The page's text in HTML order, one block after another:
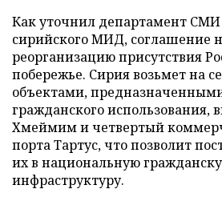
Как уточнил департамент
сирийского МИД, соглашение
реорганизацию присутствия
побережье. Сирия возьмет на
объектами,
гражданского использования,
Хмеймим и четвертый
порта Тартус, что позволит
их в национальную
инфраструктуру.